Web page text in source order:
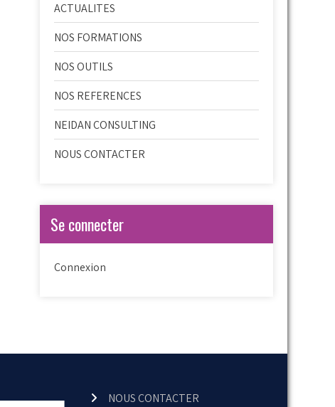
ACTUALITES
NOS FORMATIONS
NOS OUTILS
NOS REFERENCES
NEIDAN CONSULTING
NOUS CONTACTER
Se connecter
Connexion
NOUS CONTACTER